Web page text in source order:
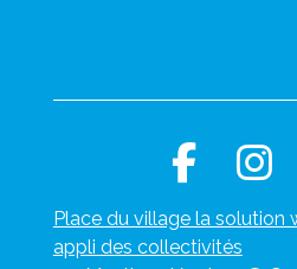
Place du village la solution
appli des collectivités